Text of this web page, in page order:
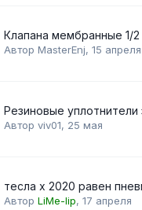
Автор MasterEnj, 15 апреля
Автор viv01, 25 мая
Автор LiMe-lip, 17 апреля